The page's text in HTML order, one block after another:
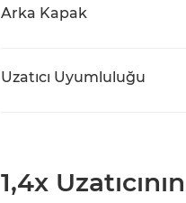
Arka Kapak
Uzatıcı Uyumluluğu
1,4x